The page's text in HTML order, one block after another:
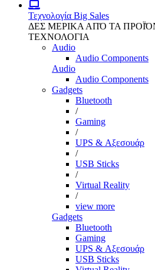
Τεχνολογία Big Sales
ΔΕΣ ΜΕΡΙΚΑ ΑΠΌ ΤΑ
ΤΕΧΝΟΛΟΓΙΑ
Audio
Audio Components
Audio
Audio Components
Gadgets
Bluetooth
/
Gaming
/
UPS & Αξεσουάρ
/
USB Sticks
/
Virtual Reality
/
view more
Gadgets
Bluetooth
Gaming
UPS & Αξεσουάρ
USB Sticks